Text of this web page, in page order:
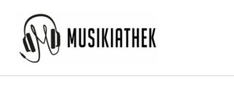
Inhalt
springen